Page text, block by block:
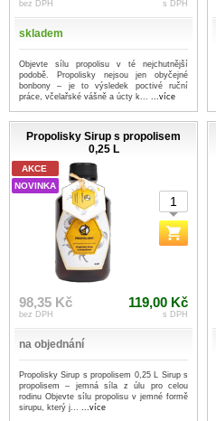
bez DPH s DPH
skladem
Objevte sílu propolisu v té nejchutnější
podobě. Propolisky nejsou jen obyčejné
bonbony – je to výsledek poctivé ruční
práce, včelařské vášně a úcty k... ...více
Propolisky Sirup s propolisem
0,25 L
AKCE
NOVINKA
98,35 Kč
bez DPH
119,00 Kč
s DPH
na objednání
Propolisky Sirup s propolisem 0,25 L Sirup s
propolisem – jemná síla z úlu pro celou
rodinu Objevte sílu propolisu v jemné formě
sirupu, který j... ...více